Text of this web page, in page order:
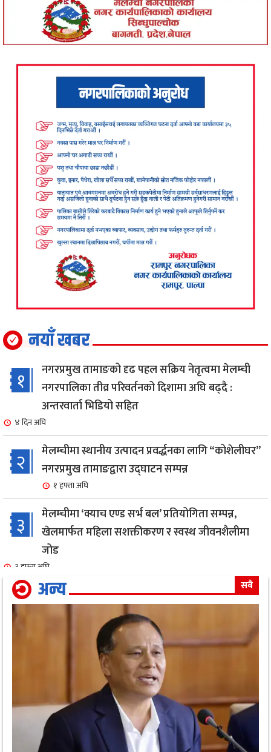
नयाँ खबर
१
नगरप्रमुख तामाङको दृढ पहल सक्रिय नेतृत्वमा मेलम्ची
नगरपालिका तीव्र परिवर्तनको दिशामा अघि बढ्दै :
अन्तरवार्ता भिडियो सहित
४ दिन अघि
२
मेलम्चीमा स्थानीय उत्पादन प्रवर्द्धनका लागि “कोशेलीघर”
नगरप्रमुख तामाङद्वारा उद्घाटन सम्पन्न
१ हफ्ता अघि
३
मेलम्चीमा ‘क्याच एण्ड सर्भ बल’ प्रतियोगिता सम्पन्न,
खेलमार्फत महिला सशक्तीकरण र स्वस्थ जीवनशैलीमा
जोड
३ हफ्ता अघि
४
एक सफल बाइक मेकानिक उमेश सोनामको अभिनय क्षेत्रमा
दमदार ईन्ट्री,नायिका गरिमा संग रोमान्स: हेर्नुहोस भिडियो ।
गृहमन्त्री गुरुङ द्वारा जिल्ला प्रहरी कार्यालय,मोरङको
निरीक्षण कार्य सम्पन्न
१ महिना अघि
सावधान : यस्ता व्यक्तिहरुको लागि नरिवल पानी पिउनु हुन
सक्छ घातक
अन्य सबै